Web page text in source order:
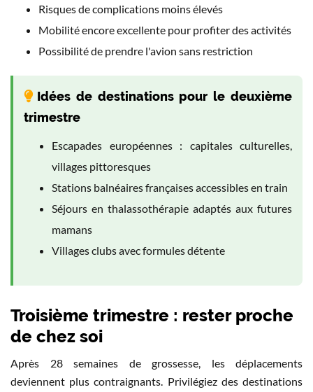
Risques de complications moins élevés
Mobilité encore excellente pour profiter des activités
Possibilité de prendre l'avion sans restriction
Idées de destinations pour le deuxième
trimestre
Escapades européennes : capitales culturelles,
villages pittoresques
Stations balnéaires françaises accessibles en train
Séjours en thalassothérapie adaptés aux futures
mamans
Villages clubs avec formules détente
Troisième trimestre : rester proche
de chez soi
Après 28 semaines de grossesse, les déplacements
deviennent plus contraignants. Privilégiez des destinations